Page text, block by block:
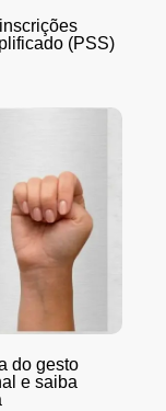
(PSS)
do gesto
e saiba